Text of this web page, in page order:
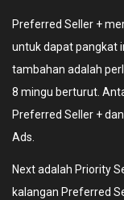
Preferred Seller +
untuk dapat pangkat
tambahan adalah
8 mingu berturut.
Preferred Seller +
Ads.
Next adalah Priority
kalangan Preferred